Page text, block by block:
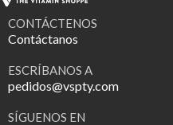
CONTÁCTENOS
Contáctanos
ESCRÍBANOS A
pedidos@vspty.com
SÍGUENOS EN